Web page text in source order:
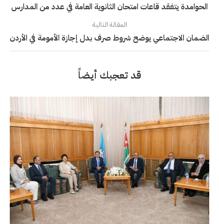
الحوامدة يتفقد قاعات امتحان الثانوية العامة في عدد من المدارس
المقالة التالية
الضمان الاجتماعي يوضح شروط صرف بدل إجازة الأمومة في الأردن
قد تعجبك أيضاً